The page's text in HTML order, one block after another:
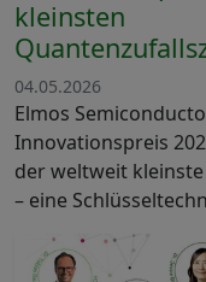
kleinsten
04.05.2026
Elmos
Innovationspreis
der weltweit
– eine